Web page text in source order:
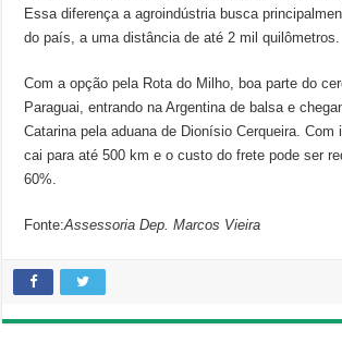
Essa diferença a agroindústria busca
do país, a uma distância de até 2 mil quilômetros.
Com a opção pela Rota do Milho, boa parte do
Paraguai, entrando na Argentina de balsa e
Catarina pela aduana de Dionísio Cerqueira.
cai para até 500 km e o custo do frete pode ser
60%.
Fonte:Assessoria Dep. Marcos Vieira